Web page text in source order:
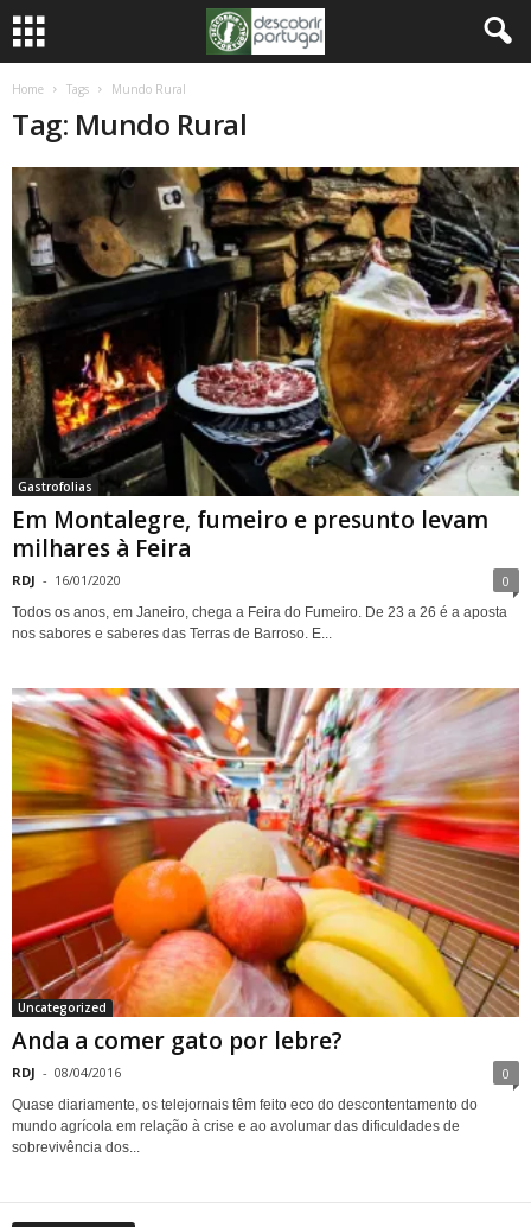
Home Tags Mundo Rural
Tag: Mundo Rural
Gastrofolias
Em Montalegre, fumeiro e presunto levam
milhares à Feira
RDJ - 16/01/2020 0
Todos os anos, em Janeiro, chega a Feira do Fumeiro. De 23 a 26 é a aposta
nos sabores e saberes das Terras de Barroso. E...
Uncategorized
Anda a comer gato por lebre?
RDJ - 08/04/2016 0
Quase diariamente, os telejornais têm feito eco do descontentamento do
mundo agrícola em relação à crise e ao avolumar das dificuldades de
sobrevivência dos...